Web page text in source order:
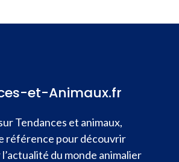
et-Animaux.fr
Tendances et animaux,
référence pour découvrir
du monde animalier